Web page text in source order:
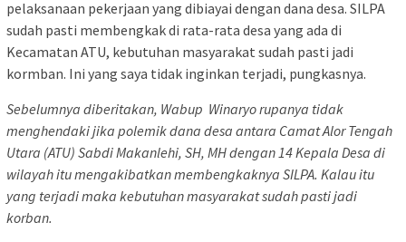
pelaksanaan pekerjaan yang dibiayai dengan dana desa. SILPA
sudah pasti membengkak di rata-rata desa yang ada di
Kecamatan ATU, kebutuhan masyarakat sudah pasti jadi
kormban. Ini yang saya tidak inginkan terjadi, pungkasnya.
Sebelumnya diberitakan, Wabup Winaryorupanya tidak
menghendaki jika polemik dana desa antara Camat Alor Tengah
Utara (ATU) Sabdi Makanlehi, SH, MH dengan 14 Kepala Desa di
wilayah itu mengakibatkan membengkaknya SILPA. Kalau itu
yang terjadi maka kebutuhan masyarakat sudah pasti jadi
korban.